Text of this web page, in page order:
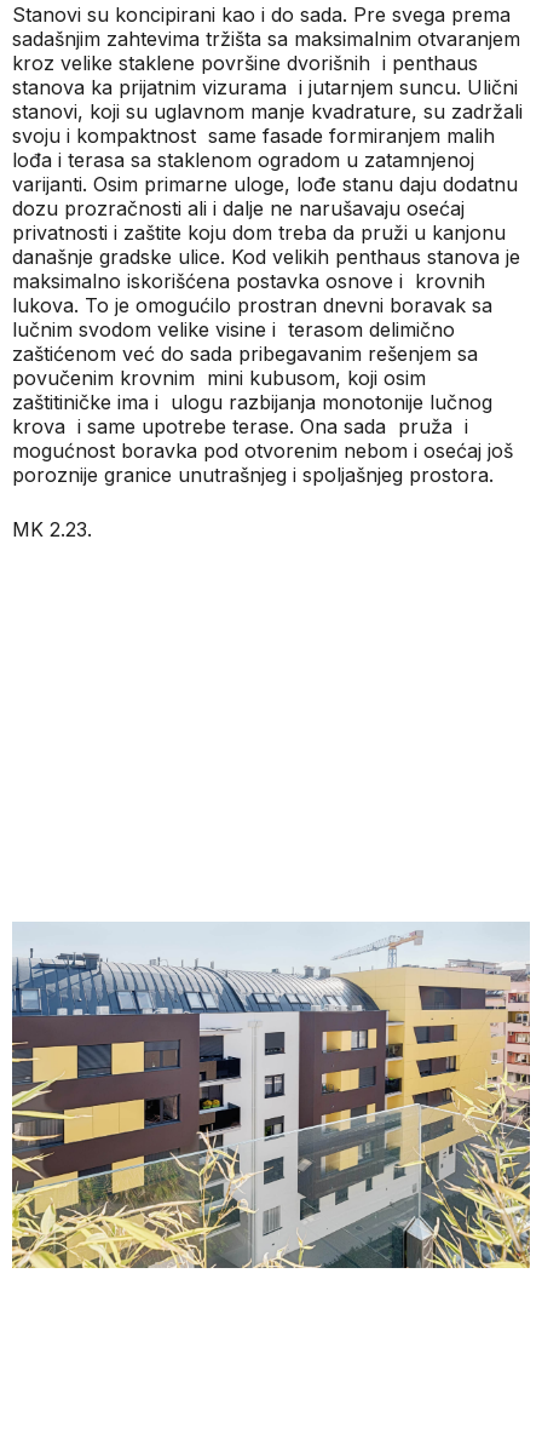
Stanovi su koncipirani kao i do sada. Pre svega prema
sadašnjim zahtevima tržišta sa maksimalnim otvaranjem
kroz velike staklene površine dvorišnih i penthaus
stanova ka prijatnim vizurama i jutarnjem suncu. Ulični
stanovi, koji su uglavnom manje kvadrature, su zadržali
svoju i kompaktnost same fasade formiranjem malih
lođa i terasa sa staklenom ogradom u zatamnjenoj
varijanti. Osim primarne uloge, lođe stanu daju dodatnu
dozu prozračnosti ali i dalje ne narušavaju osećaj
privatnosti i zaštite koju dom treba da pruži u kanjonu
današnje gradske ulice. Kod velikih penthaus stanova je
maksimalno iskorišćena postavka osnove i krovnih
lukova. To je omogućilo prostran dnevni boravak sa
lučnim svodom velike visine i terasom delimično
zaštićenom već do sada pribegavanim rešenjem sa
povučenim krovnim mini kubusom, koji osim
zaštitiničke ima i ulogu razbijanja monotonije lučnog
krova i same upotrebe terase. Ona sada pruža i
mogućnost boravka pod otvorenim nebom i osećaj još
poroznije granice unutrašnjeg i spoljašnjeg prostora.
MK 2.23.